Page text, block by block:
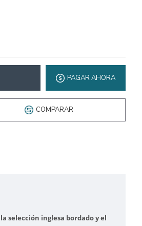
PAGAR AHORA
COMPARAR
selección inglesa bordado y el